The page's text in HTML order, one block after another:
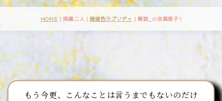
HOME| 岡嶋二人 |珊瑚色ラプソディ |解説_小池真理子1
もう今更、こんなことは言うまでもないのだけ